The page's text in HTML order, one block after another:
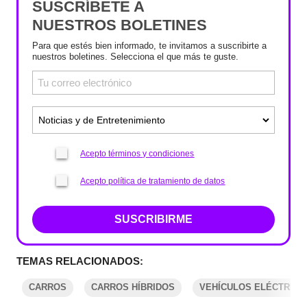
SUSCRÍBETE A
NUESTROS BOLETINES
Para que estés bien informado, te invitamos a suscribirte a
nuestros boletines. Selecciona el que más te guste.
Acepto términos y condiciones
Acepto política de tratamiento de datos
SUSCRIBIRME
TEMAS RELACIONADOS:
CARROS CARROS HÍBRIDOS VEHÍCULOS